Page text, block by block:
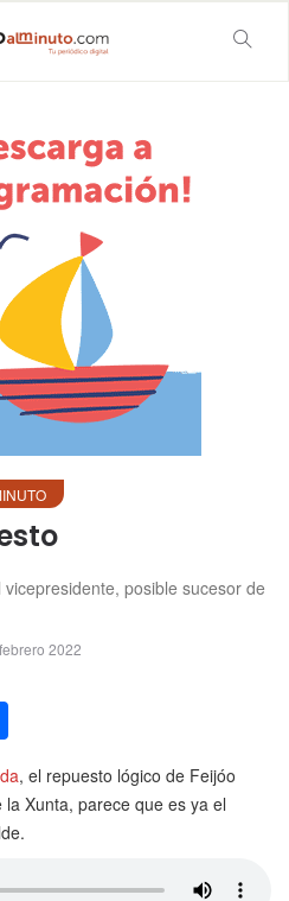
posible sucesor de
2022
, el repuesto lógico de Feijóo
Xunta, parece que es ya el